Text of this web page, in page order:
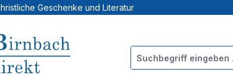
Geschenke und Literatur